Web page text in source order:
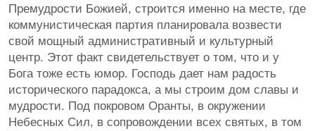
Премудрости Божией, строится именно на месте, где
коммунистическая партия планировала возвести
свой мощный административный и культурный
центр. Этот факт свидетельствует о том, что и у
Бога тоже есть юмор. Господь дает нам радость
исторического парадокса, а мы строим дом славы и
мудрости. Под покровом Оранты, в окружении
Небесных Сил, в сопровождении всех святых, в том